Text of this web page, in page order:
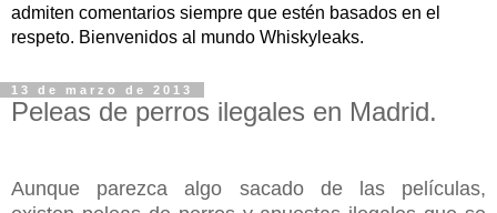
admiten comentarios siempre que estén basados en el
respeto. Bienvenidos al mundo Whiskyleaks.
13 de marzo de 2013
Peleas de perros ilegales en Madrid.
Aunque parezca algo sacado de las películas,